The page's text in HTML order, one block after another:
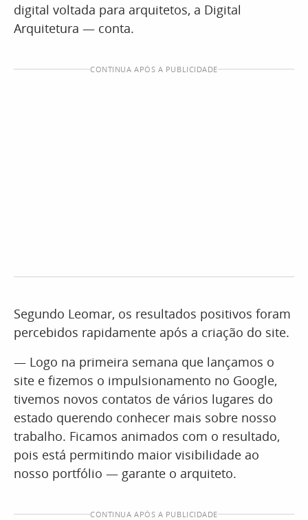
digital voltada para arquitetos, a Digital
Arquitetura — conta.
CONTINUA APÓS A PUBLICIDADE
Segundo Leomar, os resultados positivos foram
percebidos rapidamente após a criação do site.
— Logo na primeira semana que lançamos o
site e fizemos o impulsionamento no Google,
tivemos novos contatos de vários lugares do
estado querendo conhecer mais sobre nosso
trabalho. Ficamos animados com o resultado,
pois está permitindo maior visibilidade ao
nosso portfólio — garante o arquiteto.
CONTINUA APÓS A PUBLICIDADE